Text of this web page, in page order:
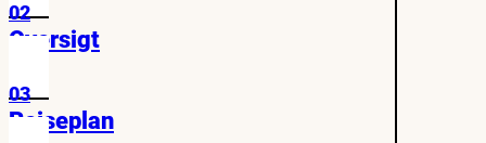
02
Oversigt
03
Rejseplan